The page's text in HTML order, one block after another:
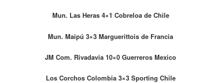
Mun. Las Heras 4×1 Cobreloa de Chile
Mun. Maipú 3×3 Marguerittois de Francia
JM Com. Rivadavia 10×0 Guerreros Mexico
Los Corchos Colombia 3×3 Sporting Chile